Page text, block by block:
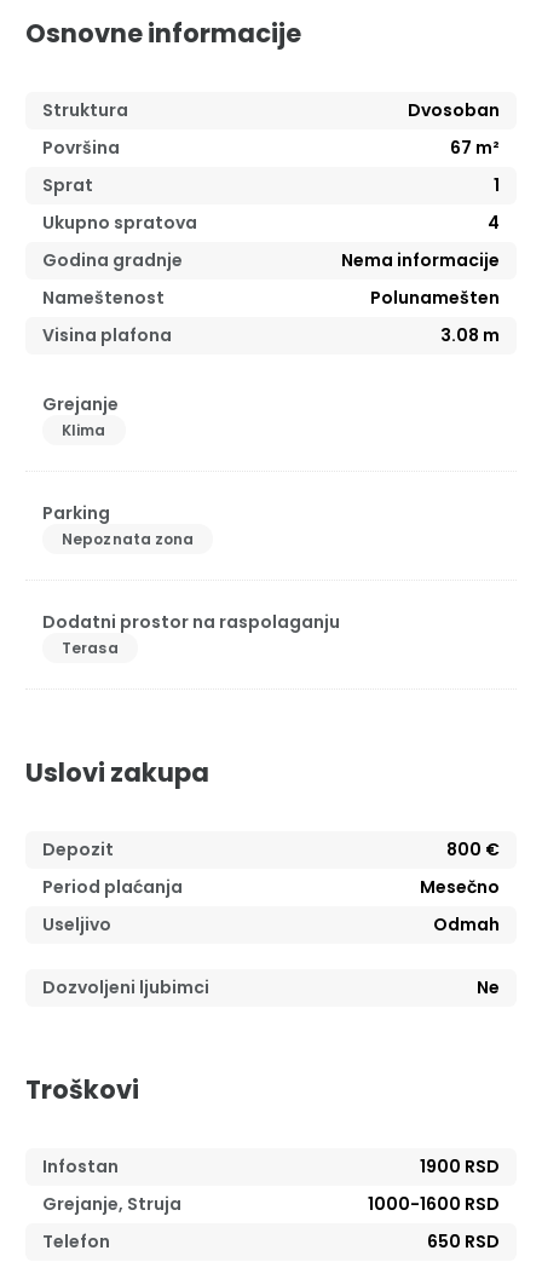
Osnovne informacije
Struktura
Dvosoban
Površina
67 m²
Sprat
1
Ukupno spratova
4
Godina gradnje
Nema informacije
Nameštenost
Polunamešten
Visina plafona
3.08 m
Grejanje
Klima
Parking
Nepoznata zona
Dodatni prostor na raspolaganju
Terasa
Uslovi zakupa
Depozit
800 €
Period plaćanja
Mesečno
Useljivo
Odmah
Dozvoljeni ljubimci Ne
Troškovi
Infostan
1900 RSD
Grejanje, Struja
1000-1600 RSD
Telefon
650 RSD